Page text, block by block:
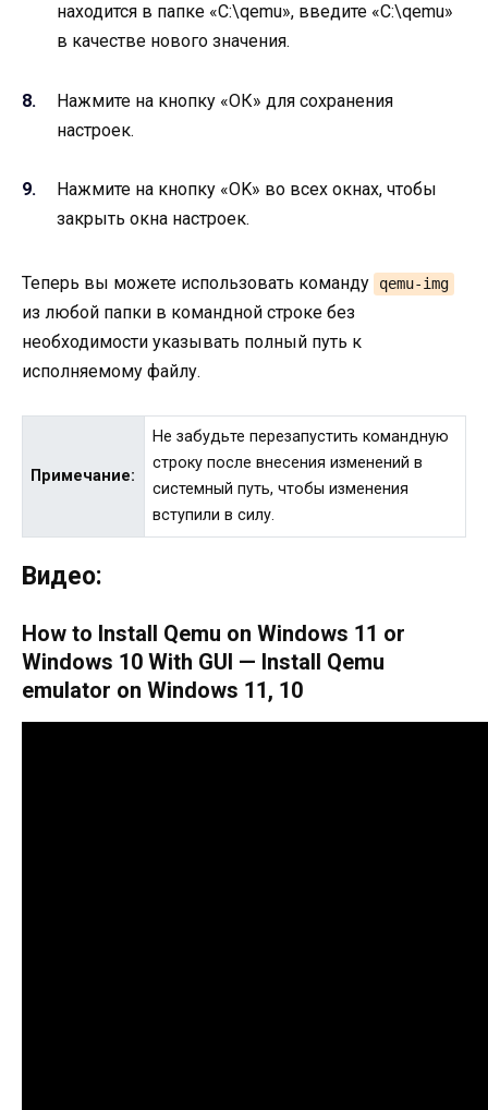
находится в папке «C:\qemu», введите «C:\qemu»
в качестве нового значения.
Нажмите на кнопку «ОК» для сохранения
настроек.
Нажмите на кнопку «OK» во всех окнах, чтобы
закрыть окна настроек.
Теперь вы можете использовать команду qemu-img
из любой папки в командной строке без
необходимости указывать полный путь к
исполняемому файлу.
Примечание:
Не забудьте перезапустить командную
строку после внесения изменений в
системный путь, чтобы изменения
вступили в силу.
Видео:
How to Install Qemu on Windows 11 or
Windows 10 With GUI — Install Qemu
emulator on Windows 11, 10